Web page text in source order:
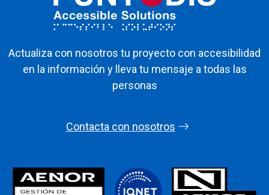
Actualiza con nosotros tu proyecto con accesibilidad
en la información y lleva tu mensaje a todas las
personas
Contacta con nosotros